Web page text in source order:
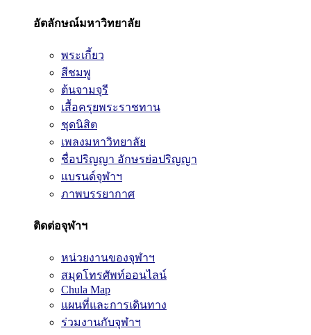
อัตลักษณ์มหาวิทยาลัย
พระเกี้ยว
สีชมพู
ต้นจามจุรี
เสื้อครุยพระราชทาน
ชุดนิสิต
เพลงมหาวิทยาลัย
ชื่อปริญญา อักษรย่อปริญญา
แบรนด์จุฬาฯ
ภาพบรรยากาศ
ติดต่อจุฬาฯ
หน่วยงานของจุฬาฯ
สมุดโทรศัพท์ออนไลน์
Chula Map
แผนที่และการเดินทาง
ร่วมงานกับจุฬาฯ